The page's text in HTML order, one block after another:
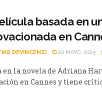
basada en
en
DEVINCENZI 20 MAYO, 2025
en la novela de Adriana
en Cannes y tiene